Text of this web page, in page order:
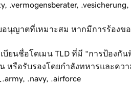
.vermogensberater,
อนุญาตที่เหมาะสม หากมีการร้องขอ
ยนชื่อโดเมน TLD ที่มี “การป้องกั
หรือรับรองโดยกำลังทหารและคว
.navy, .airforce